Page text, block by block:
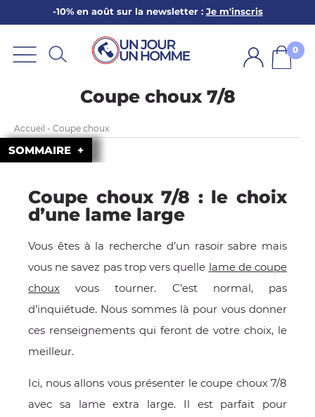
-10% en août sur la newsletter : Je m'inscris
0
LA BARBE
Coupe choux 7/8
Accueil - Coupe choux
SOMMAIRE
Coupe choux 7/8 : le choix
d’une lame large
Vous êtes à la recherche d’un rasoir sabre mais
vous ne savez pas trop vers quelle lame de coupe
choux vous tourner. C’est normal, pas
d’inquiétude. Nous sommes là pour vous donner
ces renseignements qui feront de votre choix, le
meilleur.
Ici, nous allons vous présenter le coupe choux 7/8
avec sa lame extra large. Il est parfait pour